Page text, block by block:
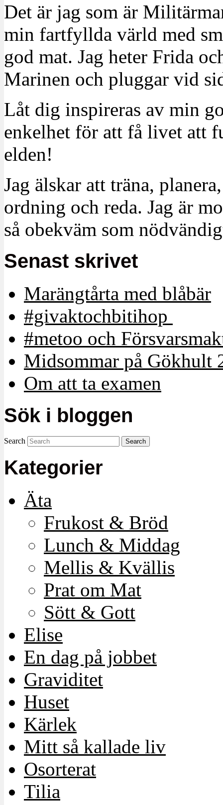
Det är jag som är
min fartfyllda värld med
god mat. Jag heter Frida
Marinen och pluggar vid
Låt dig inspireras av min
enkelhet för att få livet att
elden!
Jag älskar att träna,
ordning och reda. Jag är
så obekväm som
Senast skrivet
Marängtårta med blåbär
#givaktochbitihop
#metoo och
Midsommar på Gökhult
Om att ta examen
Sök i bloggen
Search
Kategorier
Äta
Frukost & Bröd
Lunch & Middag
Mellis & Kvällis
Prat om Mat
Sött & Gott
Elise
En dag på jobbet
Graviditet
Huset
Kärlek
Mitt så kallade liv
Osorterat
Tilia